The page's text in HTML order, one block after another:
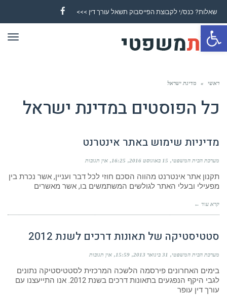
פתח סרגל נגישות
שאלות? כנס/י לקבוצת הפייסבוק תשאל עורך דין >>>
Facebook
ראשי » מדינת ישראל
כל הפוסטים במדינת ישראל
מדיניות שימוש באתר אינטרנט
מערכת הבית המשפטי 15 באוגוסט 2016 16:25 אין תגובות
תקנון אתר אינטרנט מהווה הסכם חוזי לכל דבר ועניין, אשר נכרת בין
מפעילי ובעלי האתר לגולשים המשתמשים בו, אשר מאשרים
קרא עוד ←
סטטיסטיקה של תאונות דרכים לשנת 2012
מערכת הבית המשפטי 31 בינואר 2013 15:59 אין תגובות
בימים האחרונים פירסמה הלשכה המרכזית לסטטיסטיקה נתונים
לגבי היקף הנפגעים בתאונות דרכים בשנת 2012. אנו התייעצנו עם
עורך דין עופר